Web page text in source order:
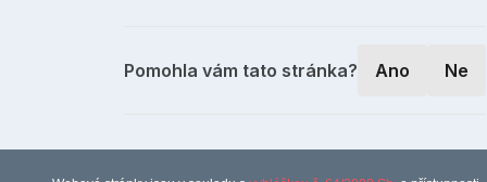
Pomohla vám tato stránka? Ano Ne